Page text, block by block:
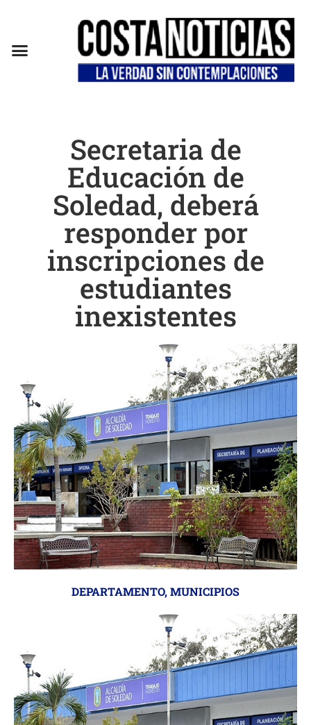
Secretaria de
Educación de
Soledad, deberá
responder por
inscripciones de
estudiantes
inexistentes
DEPARTAMENTO,MUNICIPIOS